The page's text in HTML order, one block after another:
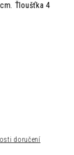
Ťloušťka 4
doručení